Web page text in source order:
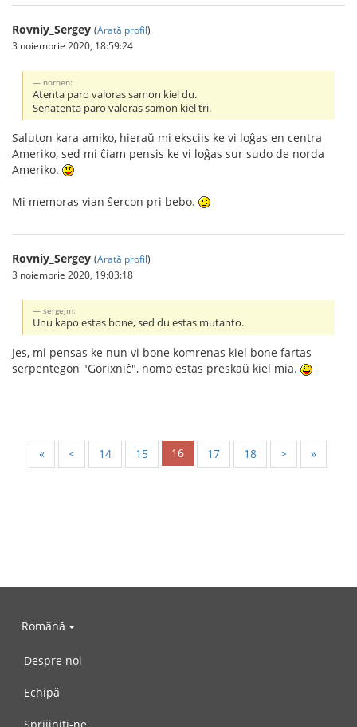
Rovniy_Sergey (Arată profil)
3 noiembrie 2020, 18:59:24
nornen:
Atenta paro valoras samon kiel du.
Senatenta paro valoras samon kiel tri.
Saluton kara amiko, hieraŭ mi eksciis ke vi loĝas en centra
Ameriko, sed mi ĉiam pensis ke vi loĝas sur sudo de norda
Ameriko.
Mi memoras vian ŝercon pri bebo.
Rovniy_Sergey (Arată profil)
3 noiembrie 2020, 19:03:18
sergejm:
Unu kapo estas bone, sed du estas mutanto.
Jes, mi pensas ke nun vi bone komrenas kiel bone fartas
serpentegon "Gorixniĉ", nomo estas preskaŭ kiel mia.
« < 14 15 16 17 18 > »
Română
Despre noi
Echipă